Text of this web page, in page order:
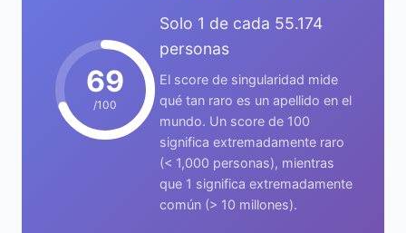
69
/100
Solo 1 de cada 55.174
personas
El score de singularidad mide
qué tan raro es un apellido en el
mundo. Un score de 100
significa extremadamente raro
(< 1,000 personas), mientras
que 1 significa extremadamente
común (> 10 millones).